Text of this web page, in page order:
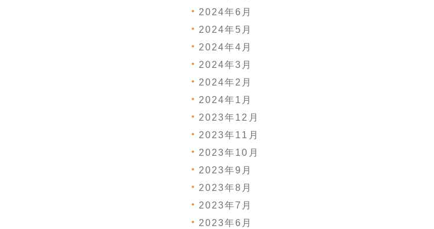
2024年6月
2024年5月
2024年4月
2024年3月
2024年2月
2024年1月
2023年12月
2023年11月
2023年10月
2023年9月
2023年8月
2023年7月
2023年6月